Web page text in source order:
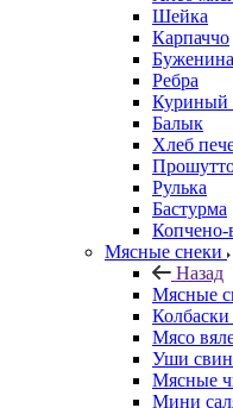
Шейка
Карпаччо
Буженина
Ребра
Куриный
Балык
Хлеб
Рулька
Бастурма
Копчено-
Мясные снеки
Назад
Мясные
Мясо
Уши
Мясные
Мини